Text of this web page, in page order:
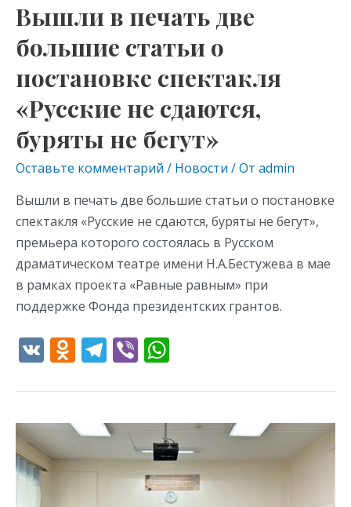
Вышли в печать две
большие статьи о
постановке спектакля
«Русские не сдаются,
буряты не бегут»
Оставьте комментарий / Новости / От admin
Вышли в печать две большие статьи о постановке
спектакля «Русские не сдаются, буряты не бегут»,
премьера которого состоялась в Русском
драматическом театре имени Н.А.Бестужева в мае
в рамках проекта «Равные равным» при
поддержке Фонда президентских грантов.
V O
n
o
kl
as
T
e
gr
a
m
Vi
er at
s
A
p
p
Родина
это,
где
хорошо,